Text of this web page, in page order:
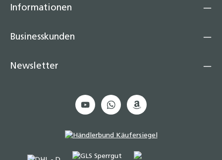
Informationen
Businesskunden
Newsletter